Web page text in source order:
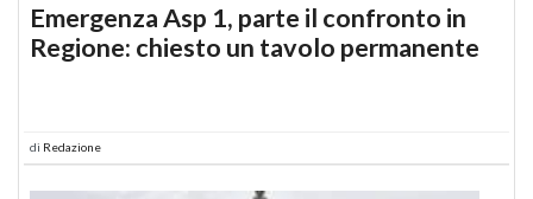
Emergenza Asp 1, parte il confronto in
Regione: chiesto un tavolo permanente
di Redazione